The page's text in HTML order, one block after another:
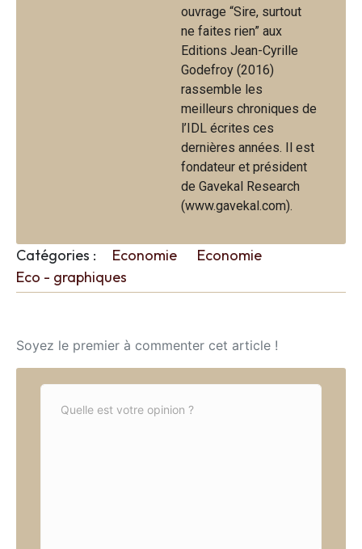
ouvrage “Sire, surtout
ne faites rien” aux
Editions Jean-Cyrille
Godefroy (2016)
rassemble les
meilleurs chroniques de
l’IDL écrites ces
dernières années. Il est
fondateur et président
de Gavekal Research
(www.gavekal.com).
Catégories : Economie
Economie
Eco - graphiques
Soyez le premier à commenter cet article !